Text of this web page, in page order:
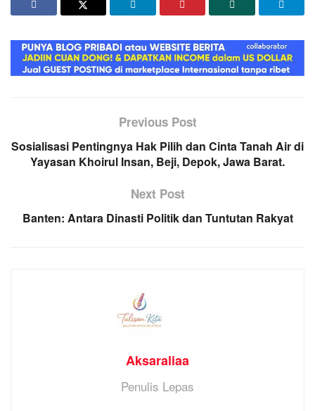
Previous Post
Sosialisasi Pentingnya Hak Pilih dan Cinta Tanah Air di
Yayasan Khoirul Insan, Beji, Depok, Jawa Barat.
Next Post
Banten: Antara Dinasti Politik dan Tuntutan Rakyat
Aksaraliaa
Penulis Lepas